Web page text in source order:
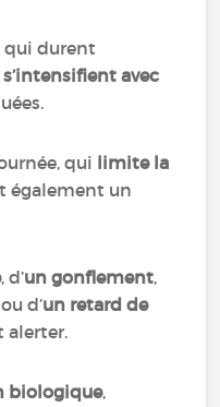
qui durent
s’intensifient avec
qui limite la
également un
, d’un gonflement,
d’un retard de
alerter.
biologique,